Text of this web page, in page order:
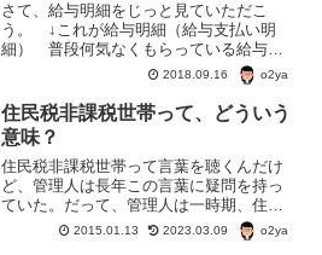
さて、給与明細をじっと見ていただこ
う。 ↓これが給与明細（給与支払い明
細） 普段何気なくもらっている給与明
細（給与支払い明細）中で非課税になる
項目はどれかな？給与明細（給与支払い
明細）の中で非課税になる項目 給与の
中で、税金がかからない-非...
2018.09.16 o2ya
住民税非課税世帯って、どういう
意味？
住民税非課税世帯って言葉を聴くんだけ
ど、管理人は長年この言葉に疑問を持っ
ていた。だって、管理人は一時期、住民
票上、両親と弟と同居していることにな
っている。で、管理人と弟は収入がある
2015.01.13 2023.03.09 o2ya